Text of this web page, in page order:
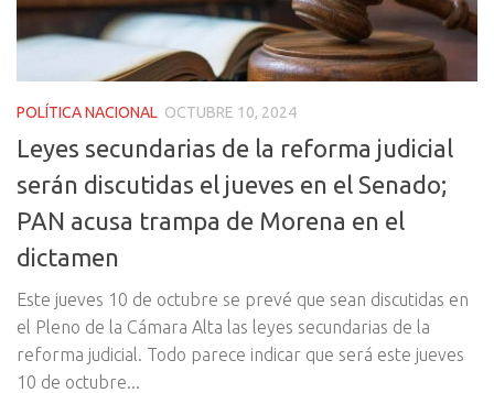
POLÍTICA NACIONAL OCTUBRE 10, 2024
Leyes secundarias de la reforma judicial
serán discutidas el jueves en el Senado;
PAN acusa trampa de Morena en el
dictamen
Este jueves 10 de octubre se prevé que sean discutidas en
el Pleno de la Cámara Alta las leyes secundarias de la
reforma judicial. Todo parece indicar que será este jueves
10 de octubre...